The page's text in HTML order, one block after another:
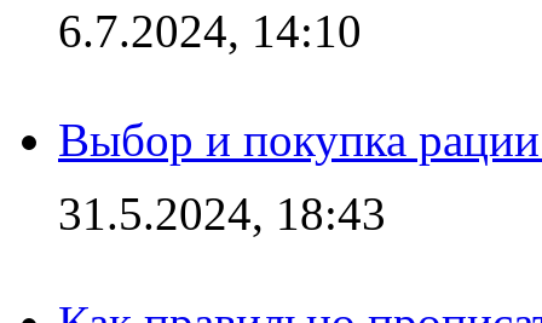
6.7.2024, 14:10
Выбор и покупка
31.5.2024, 18:43